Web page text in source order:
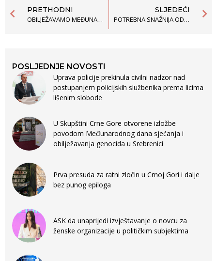
PRETHODNI
OBILJEŽAVAMO MEĐUNARODNI DAN PODRŠKE ŽRTVAMA TORTURE
SLJEDEĆI
POTREBNA SNAŽNIJA ODLUČNOST ZA BORBU PROTIV TORTURE
POSLJEDNJE NOVOSTI
Uprava policije prekinula civilni nadzor nad
postupanjem policijskih službenika prema licima
lišenim slobode
U Skupštini Crne Gore otvorene izložbe
povodom Međunarodnog dana sjećanja i
obilježavanja genocida u Srebrenici
Prva presuda za ratni zločin u Crnoj Gori i dalje
bez punog epiloga
ASK da unaprijedi izvještavanje o novcu za
ženske organizacije u političkim subjektima